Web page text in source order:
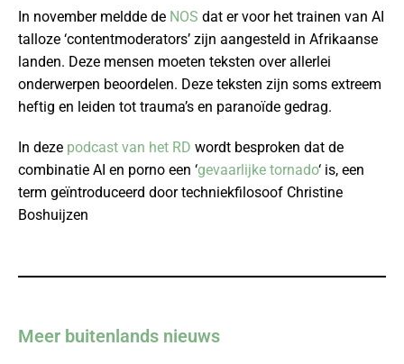
In november meldde de NOS dat er voor het trainen van AI
talloze ‘contentmoderators’ zijn aangesteld in Afrikaanse
landen. Deze mensen moeten teksten over allerlei
onderwerpen beoordelen. Deze teksten zijn soms extreem
heftig en leiden tot trauma’s en paranoïde gedrag.
In deze podcast van het RD wordt besproken dat de
combinatie AI en porno een ‘gevaarlijke tornado‘ is, een
term geïntroduceerd door techniekfilosoof Christine
Boshuijzen
Meer buitenlands nieuws